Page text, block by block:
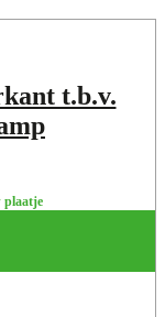
t.b.v.
plaatje